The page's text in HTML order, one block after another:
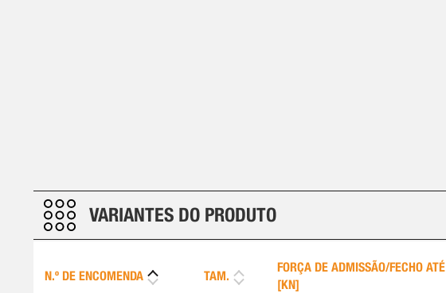
VARIANTES DO PRODUTO
N.º DE ENCOMENDA TAM.
FORÇA DE ADMISSÃO/FECHO ATÉ
[KN]